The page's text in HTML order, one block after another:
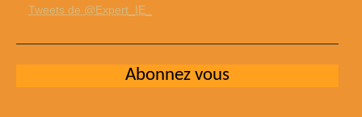
Tweets de @Expert_IE_
Abonnez vous